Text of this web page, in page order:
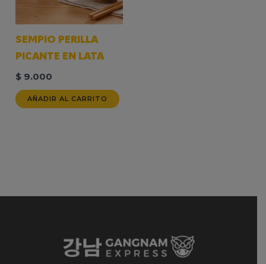
SEMPIO PERILLA
PICANTE EN LATA
$ 9.000
AÑADIR AL CARRITO